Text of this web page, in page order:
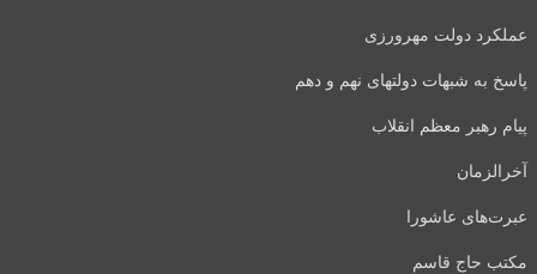
عملکرد دولت مهرورزی
پاسخ به شبهات دولتهای نهم و دهم
پیام رهبر معظم انقلاب
آخرالزمان
عبرت‌های عاشورا
مکتب حاج قاسم